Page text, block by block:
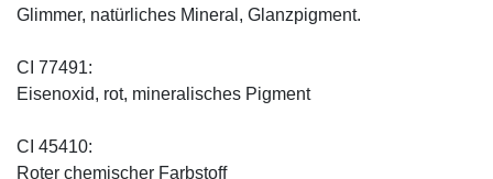
Glimmer, natürliches Mineral, Glanzpigment.
CI 77491:
Eisenoxid, rot, mineralisches Pigment
CI 45410:
Roter chemischer Farbstoff